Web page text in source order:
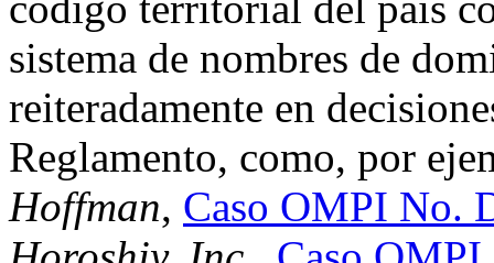
sistema de nombres de
reiteradamente en
Reglamento, como, por
Hoffman, Caso OMPI No.